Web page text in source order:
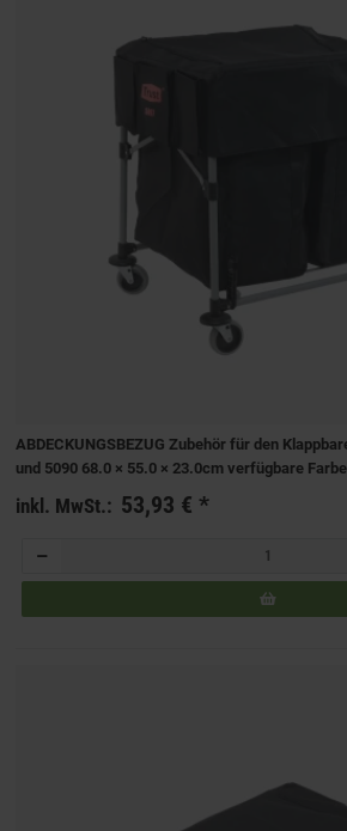
ABDECKUNGSBEZUG Zubehör für den
und 5090 68.0 × 55.0 × 23.0cm verfügbare
inkl. MwSt.: 53,93 €*